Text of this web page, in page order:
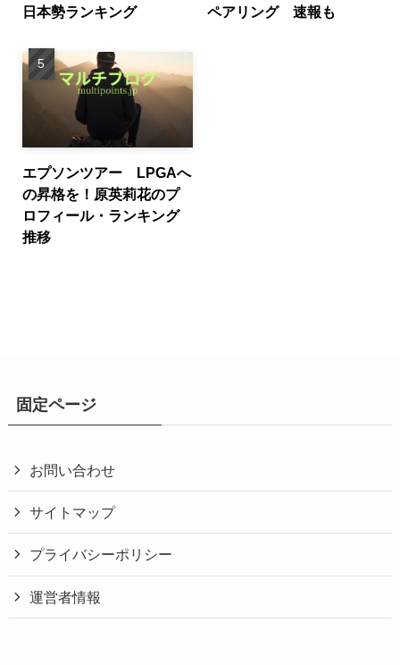
日本勢ランキング
ペアリング 速報も
エプソンツアー LPGAへ
の昇格を！原英莉花のプ
ロフィール・ランキング
推移
固定ページ
お問い合わせ
サイトマップ
プライバシーポリシー
運営者情報